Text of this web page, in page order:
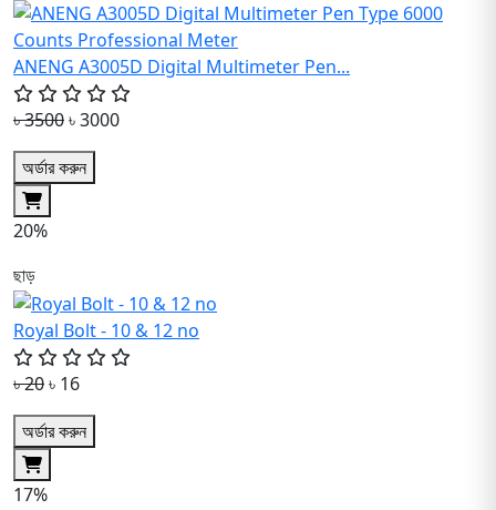
ANENG A3005D Digital Multimeter Pen...
৳ 3500৳ 3000
অর্ডার করুন
20%
ছাড়
Royal Bolt - 10 & 12 no
৳ 20৳ 16
অর্ডার করুন
17%